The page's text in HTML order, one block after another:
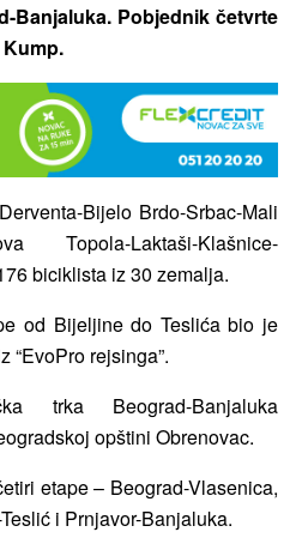
Banjaluka. Pobjednik četvrte
Bijelo Brdo-Srbac-Mali
Topola-Laktaši-Klašnice-
biciklista iz 30 zemalja.
od Bijeljine do Teslića bio je
“EvoPro rejsinga”.
trka Beograd-Banjaluka
opštini Obrenovac.
etape – Beograd-Vlasenica,
i Prnjavor-Banjaluka.